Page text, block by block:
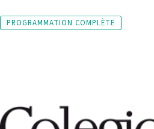
PROGRAMMATION COMPLÈTE